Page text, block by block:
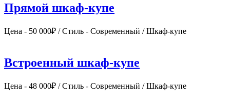
Прямой шкаф-купе
Цена - 50 000₽ / Стиль - Современный / Шкаф-купе
Встроенный шкаф-купе
Цена - 48 000₽ / Стиль - Современный / Шкаф-купе